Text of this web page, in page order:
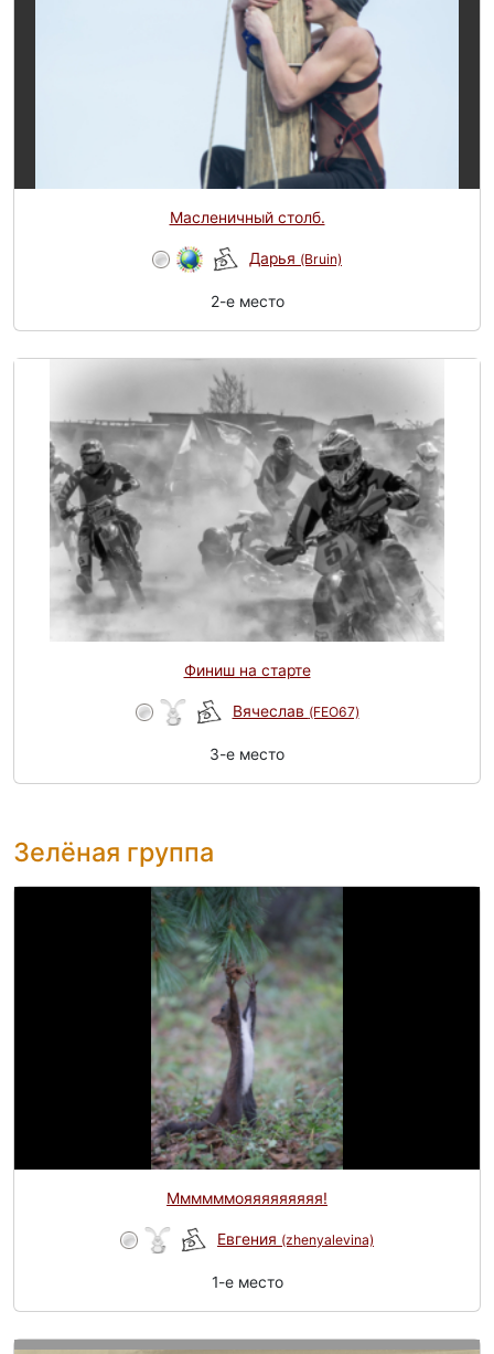
Масленичный столб.
Дарья (Bruin)
2-e место
Финиш на старте
Вячеслав (FEO67)
3-e место
Зелёная группа
Ммммммояяяяяяяяя!
Евгения (zhenyalevina)
1-e место